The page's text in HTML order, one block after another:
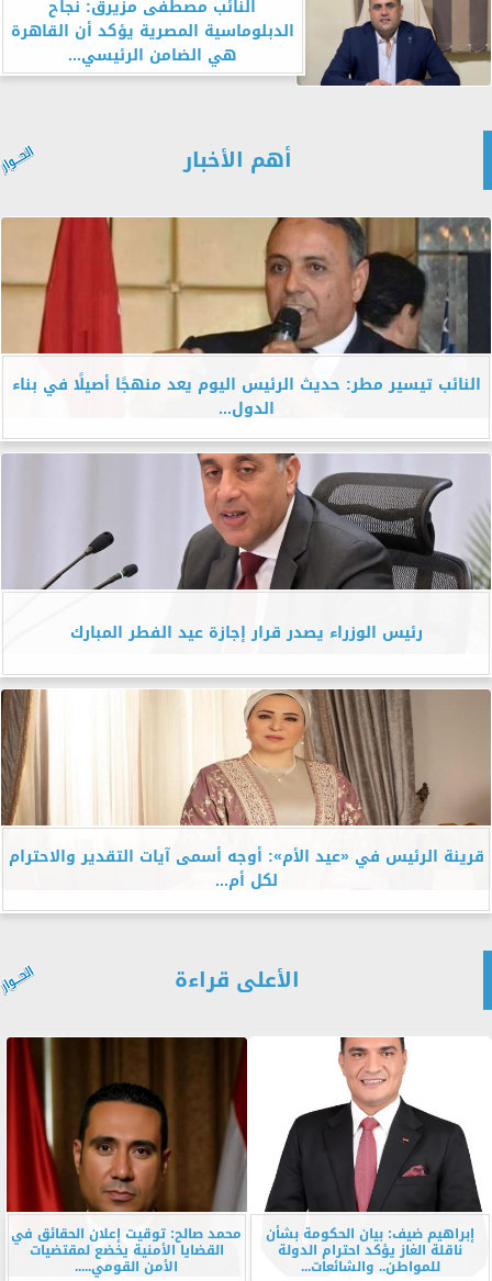
النائب مصطفى مزيرق: نجاح
الدبلوماسية المصرية يؤكد أن القاهرة
هي الضامن الرئيسي...
أهم الأخبار
النائب تيسير مطر: حديث الرئيس اليوم يعد منهجًا أصيلًا في بناء
الدول...
رئيس الوزراء يصدر قرار إجازة عيد الفطر المبارك
قرينة الرئيس في «عيد الأم»: أوجه أسمى آيات التقدير والاحترام
لكل أم...
الأعلى قراءة
إبراهيم ضيف: بيان الحكومة بشأن
ناقلة الغاز يؤكد احترام الدولة
للمواطن.. والشائعات...
محمد صالح: توقيت إعلان الحقائق في
القضايا الأمنية يخضع لمقتضيات
الأمن القومي.....